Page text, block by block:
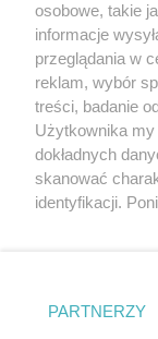
Praca
osobowe, takie
informacje
przeglądania w
reklam, wybór
treści, badanie
Użytkownika
dokładnych
skanować
identyfikacji.
prywatności
. Niektóre
PARTNERZY